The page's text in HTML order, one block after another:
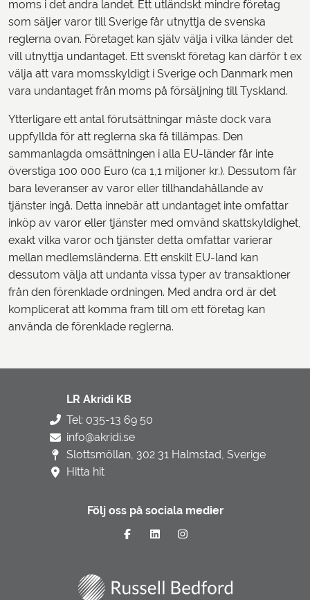
moms i det andra landet. Ett utländskt mindre företag
som säljer varor till Sverige får utnyttja de svenska
reglerna ovan. Företaget kan själv välja i vilka länder det
vill utnyttja undantaget. Ett svenskt företag kan därför t ex
välja att vara momsskyldigt i Sverige och Danmark men
vara undantaget från moms på försäljning till Tyskland.
Ytterligare ett antal förutsättningar måste dock vara
uppfyllda för att reglerna ska få tillämpas. Den
sammanlagda omsättningen i alla EU-länder får inte
överstiga 100 000 Euro (ca 1,1 miljoner kr.). Dessutom får
bara leveranser av varor eller tillhandahållande av
tjänster ingå. Detta innebär att undantaget inte omfattar
inköp av varor eller tjänster med omvänd skattskyldighet,
exakt vilka varor och tjänster detta omfattar varierar
mellan medlemsländerna. Ett enskilt EU-land kan
dessutom välja att undanta vissa typer av transaktioner
från den förenklade ordningen. Med andra ord är det
komplicerat att komma fram till om ett företag kan
använda de förenklade reglerna.
LR Akridi KB
Tel: 035-13 69 50
info@akridi.se
Slottsmöllan, 302 31 Halmstad, Sverige
Hitta hit
Följ oss på sociala medier